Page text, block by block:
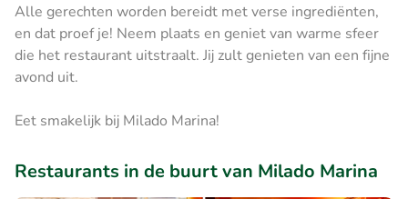
Alle gerechten worden bereidt met verse ingrediënten,
en dat proef je! Neem plaats en geniet van warme sfeer
die het restaurant uitstraalt. Jij zult genieten van een fijne
avond uit.
Eet smakelijk bij Milado Marina!
Restaurants in de buurt van Milado Marina